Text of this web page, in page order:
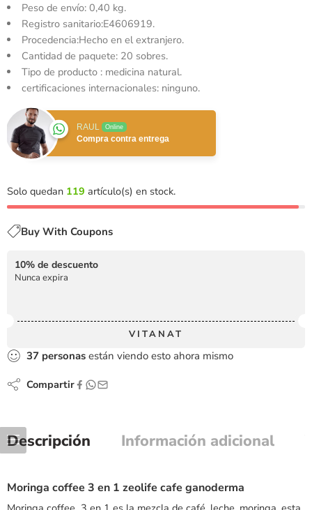
Peso de envío: 0,40 kg.
Registro sanitario:E4606919.
Procedencia:Hecho en el extranjero.
Cantidad de paquete: 20 sobres.
Tipo de producto : medicina natural.
certificaciones internacionales: ninguno.
RAUL Online
Compra contra entrega
Solo quedan 119 artículo(s) en stock.
Buy With Coupons
10% de descuento
Nunca expira
VITANAT
37 personas están viendo esto ahora mismo
Compartir
Descripción Información adicional
Moringa coffee 3 en 1 zeolife cafe ganoderma